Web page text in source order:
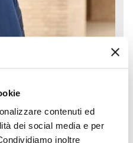
contenuti ed
dei social media e per
inoltre